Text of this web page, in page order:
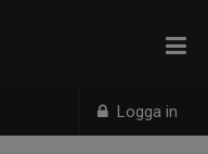
Logga in